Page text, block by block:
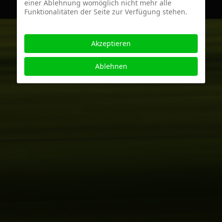
einer Ablehnung womöglich nicht mehr alle
Funktionalitäten der Seite zur Verfügung stehen.
Akzeptieren
Ablehnen